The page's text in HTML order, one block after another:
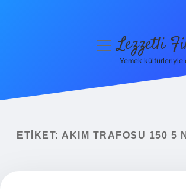
Yasal Uyarı
menüyüLezzetli
Yemek
ETIKET: AKIM TRAFOSU 150 5